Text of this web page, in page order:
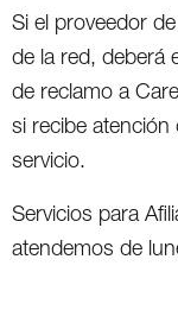
Si el proveedor
de la red, deberá
de reclamo a
si recibe
servicio.
Servicios para
atendemos de